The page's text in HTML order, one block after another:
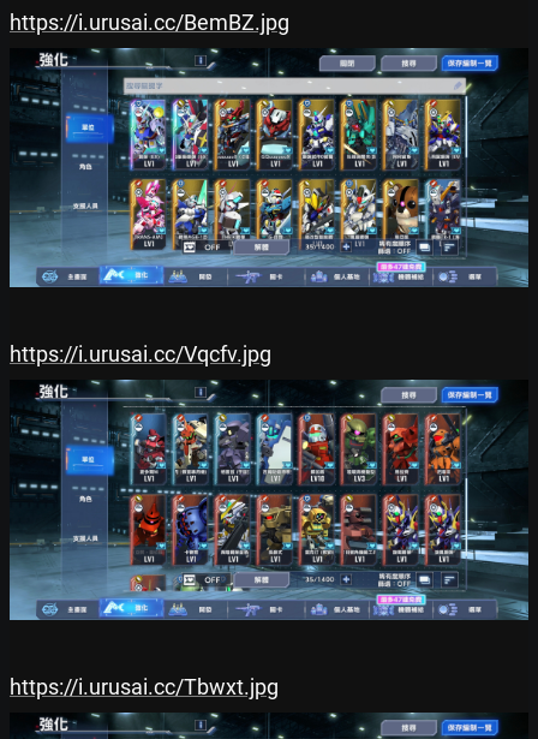
https://i.urusai.cc/BemBZ.jpg
https://i.urusai.cc/Vqcfv.jpg
https://i.urusai.cc/Tbwxt.jpg